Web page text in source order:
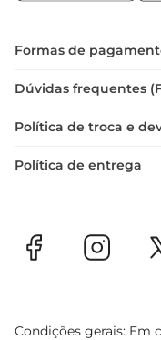
do sabor.
Tipo: Chocolate ao Leite
Marca:Neugebauer
combina
Formas de
Dúvidas frequentes
Política de troca e
Política de entrega
Condições gerais: Em